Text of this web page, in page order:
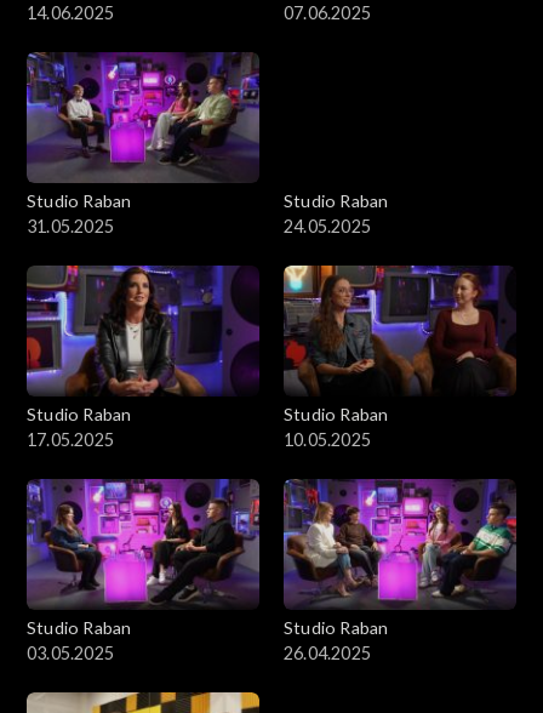
14.06.2025
07.06.2025
Studio Raban
31.05.2025
Studio Raban
24.05.2025
Studio Raban
17.05.2025
Studio Raban
10.05.2025
Studio Raban
03.05.2025
Studio Raban
26.04.2025